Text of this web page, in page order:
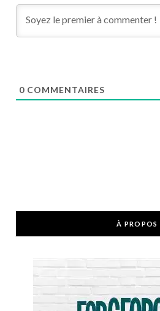
0 COMMENTAIRES
À PROPOS